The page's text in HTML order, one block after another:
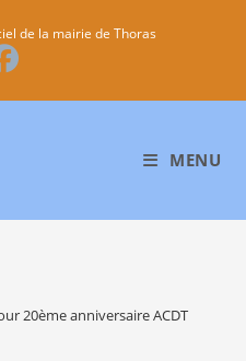
de la mairie de Thoras
MENU
20ème anniversaire ACDT